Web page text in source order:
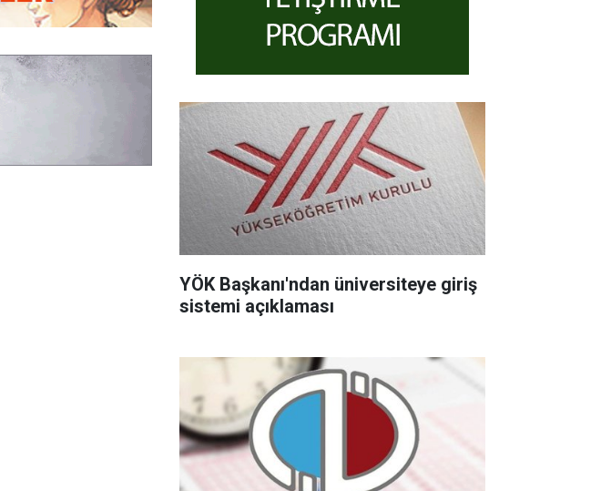
YÖK Başkanı'ndan üniversiteye giriş
sistemi açıklaması